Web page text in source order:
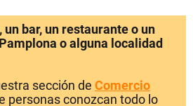
bar, un restaurante o un
o alguna localidad
sección de Comercio
personas conozcan todo lo